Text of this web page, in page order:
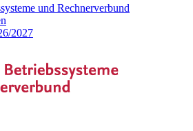
und Rechnerverbund
2027